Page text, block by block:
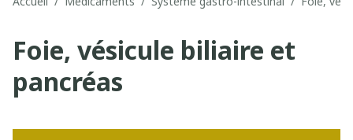
Foie, vésicule biliaire et
pancréas